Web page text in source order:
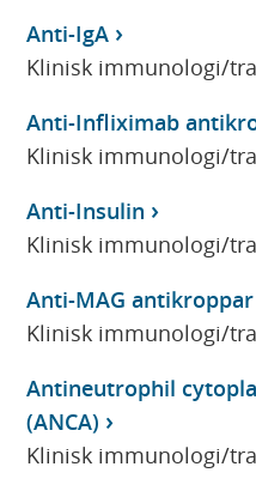
Anti-IgA
Klinisk immunologi/
Anti-Infliximab
Klinisk immunologi/
Anti-Insulin
Klinisk immunologi/
Anti-MAG antikroppar
Klinisk immunologi/
Antineutrophil
(ANCA)
Klinisk immunologi/